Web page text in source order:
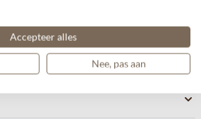
Accepteer alles
Nee, pas aan